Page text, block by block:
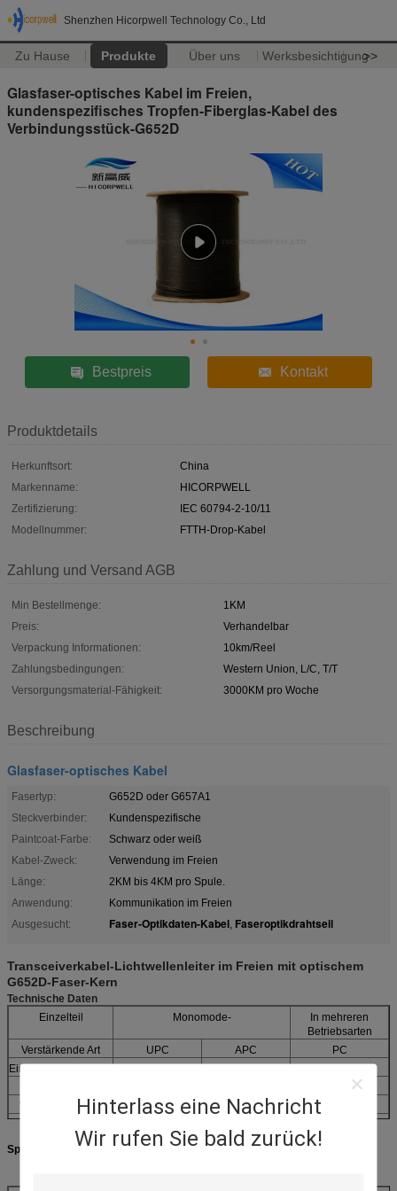
Shenzhen Hicorpwell Technology Co., Ltd
Zu Hause Produkte Über uns Werksbesichtigung>>
Hinterlass eine Nachricht
Wir rufen Sie bald zurück!
Glasfaser-optisches Kabel im Freien,
kundenspezifisches Tropfen-Fiberglas-Kabel des
Verbindungsstück-G652D
Bestpreis Kontakt
Produktdetails
Herkunftsort:
China
Markenname:
HICORPWELL
Zertifizierung:
IEC 60794-2-10/11
Modellnummer:
FTTH-Drop-Kabel
Zahlung und Versand AGB
Min Bestellmenge:
1KM
Preis:
Verhandelbar
Verpackung Informationen:
10km/Reel
Zahlungsbedingungen:
Western Union, L/C, T/T
Versorgungsmaterial-Fähigkeit:
3000KM pro Woche
Beschreibung
Glasfaser-optisches Kabel
Fasertyp:
G652D oder G657A1
Steckverbinder:
Kundenspezifische
Paintcoat-Farbe:
Schwarz oder weiß
Kabel-Zweck:
Verwendung im Freien
Länge:
2KM bis 4KM pro Spule.
Anwendung:
Kommunikation im Freien
Ausgesucht:
Faser-Optikdaten-Kabel, Faseroptikdrahtseil
Transceiverkabel-Lichtwellenleiter im Freien mit optischem
G652D-Faser-Kern
Technische Daten
Einzelteil
Monomode-
In mehreren
Betriebsarten
Verstärkende Art
UPC APC
PC
Einfügungsdämpfung
or=35dB
Wiederholbarkeit
Specifications&Performances